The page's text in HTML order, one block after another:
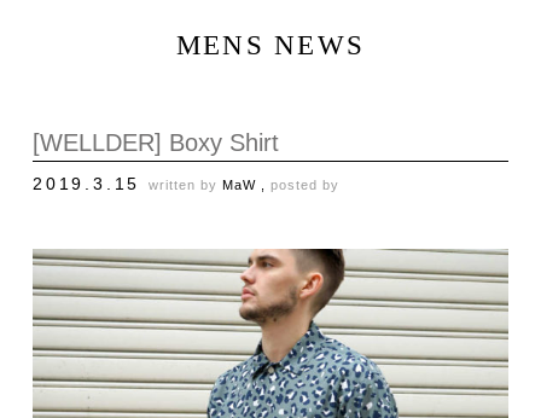
MENS NEWS
[WELLDER] Boxy Shirt
2019.3.15 written by MaW , posted by